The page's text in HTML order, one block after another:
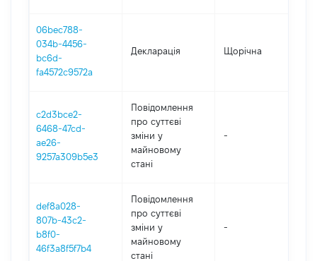
06bec788-
034b-4456-
bc6d-
fa4572c9572a
Декларація Щорічна
c2d3bce2-
6468-47cd-
ae26-
9257a309b5e3
Повідомлення
про суттєві
зміни y
майновому
стані
-
def8a028-
807b-43c2-
b8f0-
46f3a8f5f7b4
Повідомлення
про суттєві
зміни y
майновому
стані
-